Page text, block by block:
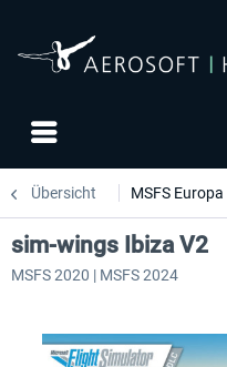
Übersicht MSFS Europa
sim-wings Ibiza V2
MSFS 2020 | MSFS 2024